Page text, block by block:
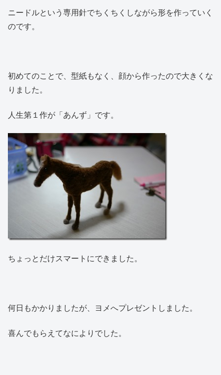
ニードルという専用針でちくちくしながら形を作っていく
のです。
初めてのことで、型紙もなく、顔から作ったので大きくな
りました。
人生第１作が「あんず」です。
ちょっとだけスマートにできました。
何日もかかりましたが、ヨメへプレゼントしました。
喜んでもらえてなによりでした。